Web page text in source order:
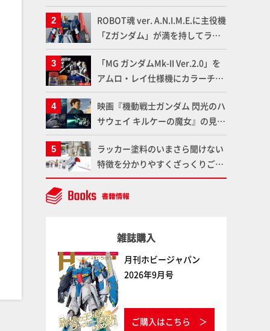
「Mr.カラー」やツールメーカー
である「GSIクレオス」が語るラ
ッカー塗料の未来とは？
ROBOT魂 ver. A.N.I.M.E.に主役機
「Zガンダム」が満を持してライ
ンナップ！ウェイブライダーへの
変形、劇中どおりのプロポーショ
ンを再現【機動戦士Zガンダム】
「MG ガンダムMk-II Ver.2.0」を
アムロ・レイ仕様機にカラーチェ
ンジ!! ラッカー塗料の定番技法を
押さえるだけでハイクオリティの
作例に!!【試し読み】
映画『機動戦士ガンダム 閃光のハ
サウェイ キルケーの魔女』の見放
題配信が8月31日（月）よりスタ
ート！Prime Videoで国内独占配
信
ラッカー塗料のいまさら聞けない
特徴を分かりやすくざっくりご紹
介！ 水性塗料との差を確認しよ
う！
雑誌購入
月刊ホビージャパン
2026年9月号
ご購入はこちら